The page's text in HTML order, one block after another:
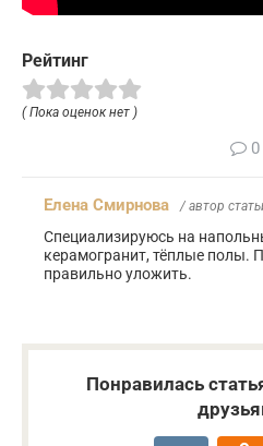
Рейтинг
( Пока оценок нет )
0
Елена Смирнова / автор
Специализируюсь на
керамогранит, тёплые полы.
правильно уложить.
Понравилась